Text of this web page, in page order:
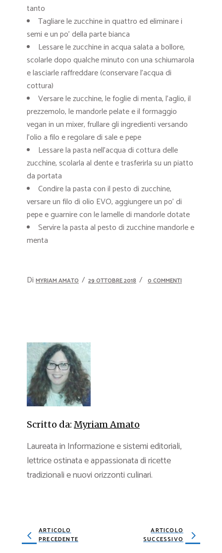
tanto
Tagliare le zucchine in quattro ed eliminare i
semi e un po’ della parte bianca
Lessare le zucchine in acqua salata a bollore,
scolarle dopo qualche minuto con una schiumarola
e lasciarle raffreddare (conservare l’acqua di
cottura)
Versare le zucchine, le foglie di menta, l’aglio, il
prezzemolo, le mandorle pelate e il formaggio
vegan in un mixer, frullare gli ingredienti versando
l’olio a filo e regolare di sale e pepe
Lessare la pasta nell’acqua di cottura delle
zucchine, scolarla al dente e trasferirla su un piatto
da portata
Condire la pasta con il pesto di zucchine,
versare un filo di olio EVO, aggiungere un po’ di
pepe e guarnire con le lamelle di mandorle dotate
Servire la pasta al pesto di zucchine mandorle e
menta
Di MYRIAM AMATO 29 OTTOBRE 2018 0 COMMENTI
Scritto da: Myriam Amato
Laureata in Informazione e sistemi editoriali,
lettrice ostinata e appassionata di ricette
tradizionali e nuovi orizzonti culinari.
ARTICOLO
PRECEDENTE
ARTICOLO
SUCCESSIVO